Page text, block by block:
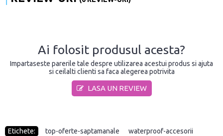
Ai folosit produsul acesta?
Impartaseste parerile tale despre utilizarea acestui produs si ajuta
si ceilalti clienti sa faca alegerea potrivita
LASA UN REVIEW
Etichete: top-oferte-saptamanale waterproof-accesorii